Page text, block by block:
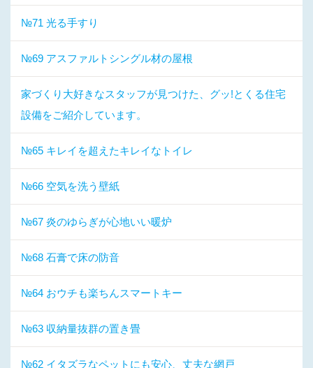
№71 光る手すり
№69 アスファルトシングル材の屋根
家づくり大好きなスタッフが見つけた、グッ!とくる住宅
設備をご紹介しています。
№65 キレイを超えたキレイなトイレ
№66 空気を洗う壁紙
№67 炎のゆらぎが心地いい暖炉
№68 石膏で床の防音
№64 おウチも楽ちんスマートキー
№63 収納量抜群の置き畳
№62 イタズラなペットにも安心、丈夫な網戸